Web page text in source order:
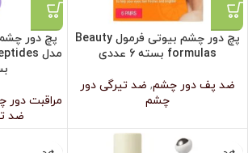
پچ دور چشم بیوتی فرمول Beauty
formulas بسته 6 عددی
ضد پف دور چشم, ضد تیرگی دور
چشم
مراقبت دور
ضد